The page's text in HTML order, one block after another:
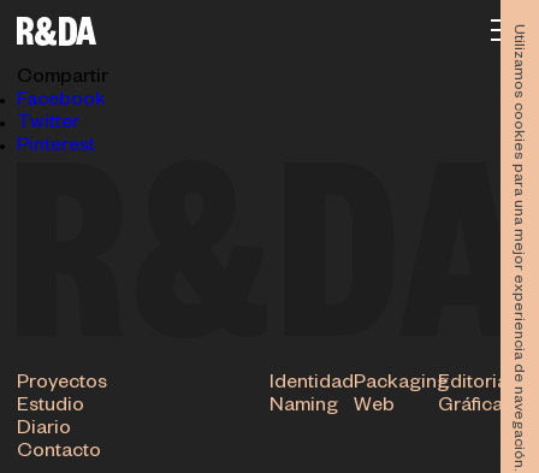
Utilizamos cookies para una mejor experiencia de navegación.
13.03.2020
Compartir
Facebook
Twitter
Pinterest
Proyectos
Estudio
Diario
Contacto
IdentidadPackagingEditorial
Naming
Web Gráfica